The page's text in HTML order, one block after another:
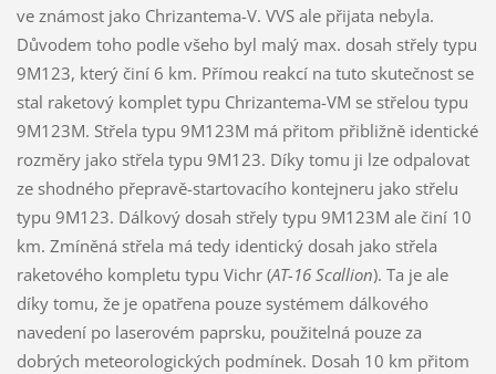
ve známost jako Chrizantema-V. VVS ale přijata nebyla.
Důvodem toho podle všeho byl malý max. dosah střely typu
9M123, který činí 6 km. Přímou reakcí na tuto skutečnost se
stal raketový komplet typu Chrizantema-VM se střelou typu
9M123M. Střela typu 9M123M má přitom přibližně identické
rozměry jako střela typu 9M123. Díky tomu ji lze odpalovat
ze shodného přepravě-startovacího kontejneru jako střelu
typu 9M123. Dálkový dosah střely typu 9M123M ale činí 10
km. Zmíněná střela má tedy identický dosah jako střela
raketového kompletu typu Vichr (AT-16 Scallion). Ta je ale
díky tomu, že je opatřena pouze systémem dálkového
navedení po laserovém paprsku, použitelná pouze za
dobrých meteorologických podmínek. Dosah 10 km přitom